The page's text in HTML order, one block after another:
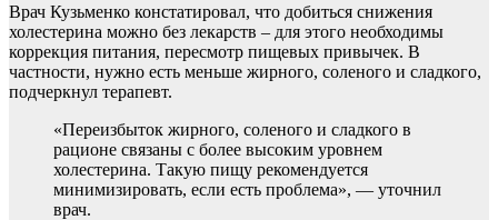
Врач Кузьменко констатировал, что добиться снижения
холестерина можно без лекарств – для этого необходимы
коррекция питания, пересмотр пищевых привычек. В
частности, нужно есть меньше жирного, соленого и сладкого,
подчеркнул терапевт.
«Переизбыток жирного, соленого и сладкого в
рационе связаны с более высоким уровнем
холестерина. Такую пищу рекомендуется
минимизировать, если есть проблема», — уточнил
врач.